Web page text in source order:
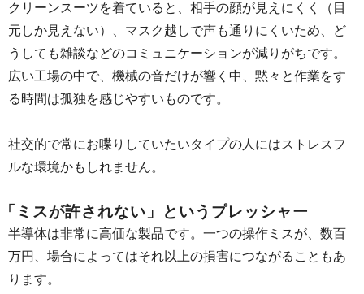
クリーンスーツを着ていると、相手の顔が見えにくく（目
元しか見えない）、マスク越しで声も通りにくいため、ど
うしても雑談などのコミュニケーションが減りがちです。
広い工場の中で、機械の音だけが響く中、黙々と作業をす
る時間は孤独を感じやすいものです。
社交的で常にお喋りしていたいタイプの人にはストレスフ
ルな環境かもしれません。
「ミスが許されない」というプレッシャー
半導体は非常に高価な製品です。一つの操作ミスが、数百
万円、場合によってはそれ以上の損害につながることもあ
ります。